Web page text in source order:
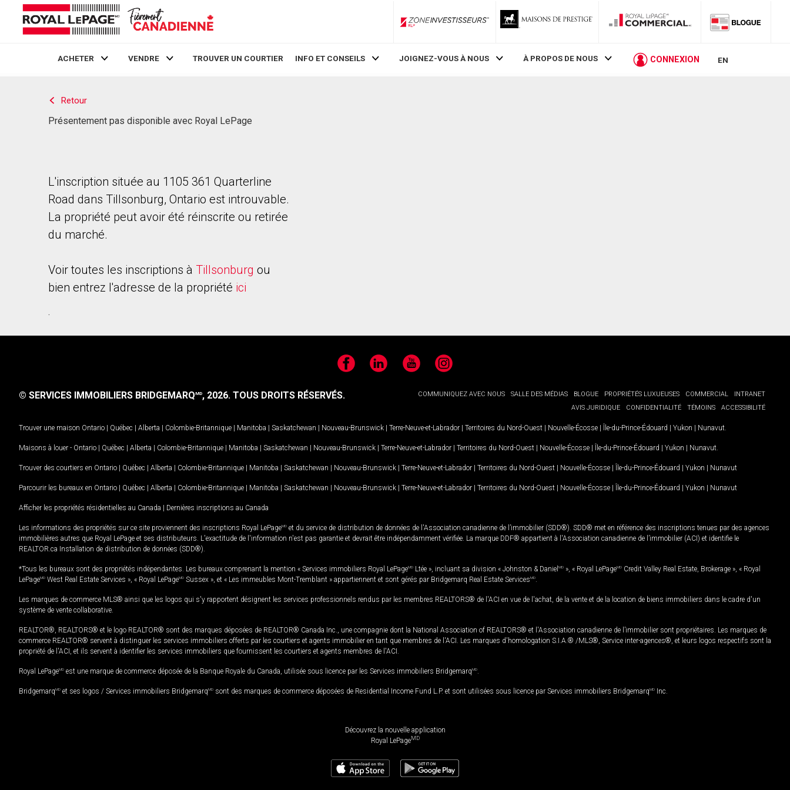
ZoneInvestisseurs RLP
ACHETER VENDRE TROUVER UN COURTIER INFO ET CONSEILS JOIGNEZ-VOUS À NOUS À PROPOS DE NOUS CONNEXION EN
Retour
Présentement pas disponible avec Royal LePage
L'inscription située au 1105 361 Quarterline
Road dans Tillsonburg, Ontario est introuvable.
La propriété peut avoir été réinscrite ou retirée
du marché.
Voir toutes les inscriptions à Tillsonburg ou
bien entrez l'adresse de la propriété ici
.
FacebookLinkedIn YouTubeInstagram
COMMUNIQUEZ AVEC NOUS SALLE DES MÉDIAS BLOGUE PROPRIÉTÉS LUXUEUSES COMMERCIAL
INTRANET
AVIS JURIDIQUE
CONFIDENTIALITÉ TÉMOINS ACCESSIBILITÉ
© SERVICES IMMOBILIERS BRIDGEMARQMD, 2026. TOUS DROITS RÉSERVÉS.
Trouver une maison Ontario | Québec | Alberta | Colombie-Britannique | Manitoba | Saskatchewan | Nouveau-Brunswick | Terre-Neuve-et-Labrador | Territoires du Nord-Ouest | Nouvelle-Écosse | Île-du-Prince-Édouard | Yukon | Nunavut
Maisons à louer - Ontario | Québec | Alberta | Colombie-Britannique | Manitoba | Saskatchewan | Nouveau-Brunswick | Terre-Neuve-et-Labrador | Territoires du Nord-Ouest | Nouvelle-Écosse | Île-du-Prince-Édouard | Yukon | Nunavut
Trouver des courtiers en Ontario | Québec | Alberta | Colombie-Britannique | Manitoba | Saskatchewan | Nouveau-Brunswick | Terre-Neuve-et-Labrador | Territoires du Nord-Ouest | Nouvelle-Écosse | Île-du-Prince-Édouard | Yukon | Nunavut
Parcourir les bureaux en Ontario | Québec | Alberta | Colombie-Britannique | Manitoba | Saskatchewan | Nouveau-Brunswick | Terre-Neuve-et-Labrador | Territoires du Nord-Ouest | Nouvelle-Écosse | Île-du-Prince-Édouard | Yukon | Nunavut
Afficher les propriétés résidentielles au Canada | Dernières inscriptions au Canada
Les informations des propriétés sur ce site proviennent des inscriptions Royal LePageMD et du service de distribution de données de l'Association canadienne de l’immobilier (SDD®). SDD® met en référence des inscriptions tenues par des agences
immobilières autres que Royal LePage et ses distributeurs. L'exactitude de l'information n'est pas garantie et devrait être indépendamment vérifiée. La marque DDF® appartient à l'Association canadienne de l’immobilier (ACI) et identifie le
REALTOR.ca Installation de distribution de données (SDD®).
*Tous les bureaux sont des propriétés indépendantes. Les bureaux comprenant la mention « Services immobiliers Royal LePageMD Ltée », incluant sa division « Johnston & Daniel MD », « Royal LePageMD Credit Valley Real Estate, Brokerage », « Royal
LePageMD West Real Estate Services », « Royal LePageMD Sussex », et « Les immeubles Mont-Tremblant » appartiennent et sont gérés par Bridgemarq Real Estate ServicesMD
Les marques de commerce MLS® ainsi que les logos qui s'y rapportent désignent les services professionnels rendus par les membres REALTORS® de l'ACI en vue de l'achat, de la vente et de la location de biens immobiliers dans le cadre d'un
système de vente collaborative.
REALTOR®, REALTORS® et le logo REALTOR® sont des marques déposées de REALTOR® Canada Inc., une compagnie dont la National Association of REALTORS® et l'Association canadienne de l’immobilier sont propriétaires. Les marques de
commerce REALTOR® servent à distinguer les services immobiliers offerts par les courtiers et agents immobilier en tant que membres de l'ACI. Les marques d'homologation S.I.A.® /MLS®, Service inter-agences®, et leurs logos respectifs sont la
propriété de l'ACI, et ils servent à identifier les services immobiliers que fournissent les courtiers et agents membres de l'ACI.
Royal LePageMD est une marque de commerce déposée de la Banque Royale du Canada, utilisée sous licence par les Services immobiliers BridgemarqMD
BridgemarqMD et ses logos / Services immobiliers BridgemarqMD sont des marques de commerce déposées de Residential Income Fund L.P. et sont utilisées sous licence par Services immobiliers BridgemarqMD Inc.
Découvrez la nouvelle application
Royal LePageMD